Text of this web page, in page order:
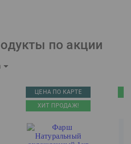
по акции
ЦЕНА ПО КАРТЕ
ХИТ ПРОДАЖ!